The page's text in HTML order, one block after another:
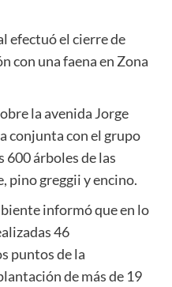
efectuó el cierre de
con una faena en Zona
la avenida Jorge
conjunta con el grupo
árboles de las
pino greggii y encino.
informó que en lo
46
puntos de la
de más de 19